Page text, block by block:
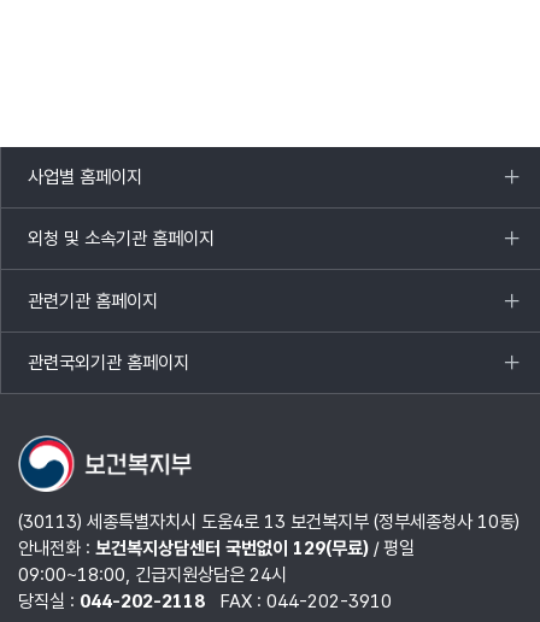
사업별 홈페이지
목록
열기
외청 및 소속기관 홈페이지
목록
열기
관련기관 홈페이지
목록
열기
관련국외기관 홈페이지
목록
열기
(30113) 세종특별자치시 도움4로 13 보건복지부 (정부세종청사 10동)
안내전화 : 보건복지상담센터 국번없이 129(무료)/ 평일
09:00~18:00, 긴급지원상담은 24시
당직실 : 044-202-2118 FAX : 044-202-3910